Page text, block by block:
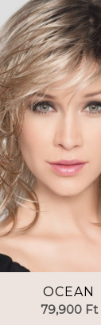
OCEAN
79,900 Ft